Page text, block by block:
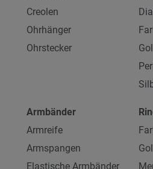
Creolen
Ohrhänger
Ohrstecker
Armbänder
Armreife
Armspangen
Elastische Armbänder